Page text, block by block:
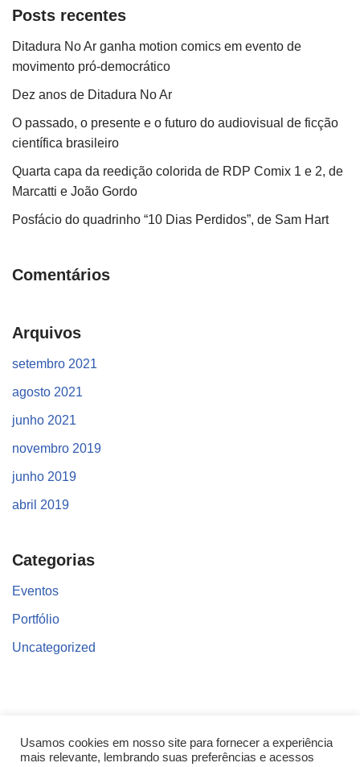
Posts recentes
Ditadura No Ar ganha motion comics em evento de
movimento pró-democrático
Dez anos de Ditadura No Ar
O passado, o presente e o futuro do audiovisual de ficção
científica brasileiro
Quarta capa da reedição colorida de RDP Comix 1 e 2, de
Marcatti e João Gordo
Posfácio do quadrinho “10 Dias Perdidos”, de Sam Hart
Comentários
Arquivos
setembro 2021
agosto 2021
junho 2021
novembro 2019
junho 2019
abril 2019
Categorias
Eventos
Portfólio
Uncategorized
Encontre o que você procura!
Usamos cookies em nosso site para fornecer a experiência
mais relevante, lembrando suas preferências e acessos